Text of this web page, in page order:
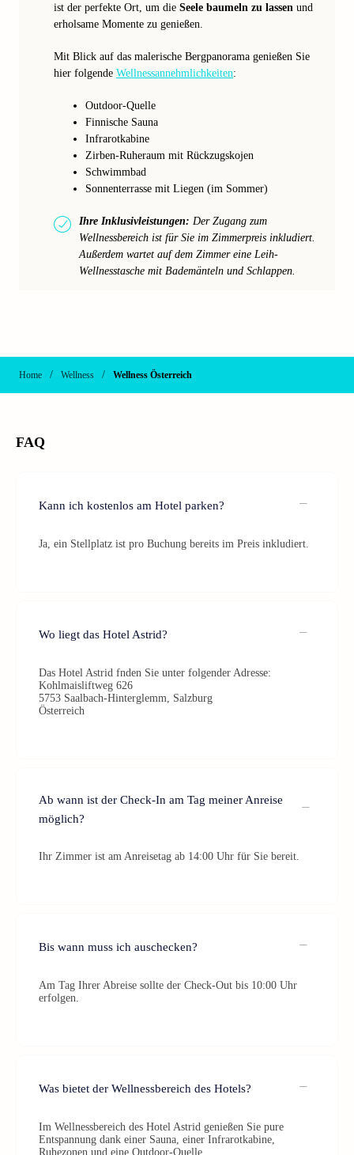
ist der perfekte Ort, um die Seele baumeln zu lassen und
erholsame Momente zu genießen.
Mit Blick auf das malerische Bergpanorama genießen Sie
hier folgende Wellnessannehmlichkeiten:
Outdoor-Quelle
Finnische Sauna
Infrarotkabine
Zirben-Ruheraum mit Rückzugskojen
Schwimmbad
Sonnenterrasse mit Liegen (im Sommer)
Ihre Inklusivleistungen: Der Zugang zum
Wellnessbereich ist für Sie im Zimmerpreis inkludiert.
Außerdem wartet auf dem Zimmer eine Leih-
Wellnesstasche mit Bademänteln und Schlappen.
Home / Wellness / Wellness Österreich
FAQ
Kann ich kostenlos am Hotel parken?
Ja, ein Stellplatz ist pro Buchung bereits im Preis inkludiert.
Wo liegt das Hotel Astrid?
Das Hotel Astrid fnden Sie unter folgender Adresse:
Kohlmaisliftweg 626
5753 Saalbach-Hinterglemm, Salzburg
Österreich
Ab wann ist der Check-In am Tag meiner Anreise
möglich?
Ihr Zimmer ist am Anreisetag ab 14:00 Uhr für Sie bereit.
Bis wann muss ich auschecken?
Am Tag Ihrer Abreise sollte der Check-Out bis 10:00 Uhr
erfolgen.
Was bietet der Wellnessbereich des Hotels?
Im Wellnessbereich des Hotel Astrid genießen Sie pure
Entspannung dank einer Sauna, einer Infrarotkabine,
Ruhezonen und eine Outdoor-Quelle.